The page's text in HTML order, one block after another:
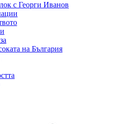
с Георги Иванов
на България